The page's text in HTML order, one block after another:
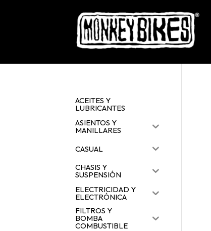
ACEITES Y
LUBRICANTES
ASIENTOS Y
MANILLARES
CASUAL
CHASIS Y
SUSPENSIÓN
ELECTRICIDAD Y
ELECTRÓNICA
FILTROS Y
BOMBA
COMBUSTIBLE